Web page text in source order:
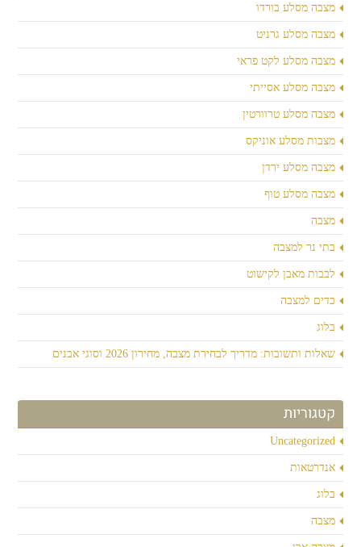
מצבה מסלע בורדו
מצבה מסלע גרניט
מצבה מסלע לקט פראי
מצבה מסלע אסייתי
מצבה מסלע טרוורטין
מצבות מסלע אוניקס
מצבה מסלע ירדן
מצבה מסלע טוף
מצבה
בתי נר למצבה
לבבות מאבן לקישוט
כדים למצבה
בלוג
שאלות ותשובות: מדריך לבחירת מצבה, מחירון 2026 וסוגי אבנים
קטגוריות
Uncategorized
אנדרטאות
בלוג
מצבה